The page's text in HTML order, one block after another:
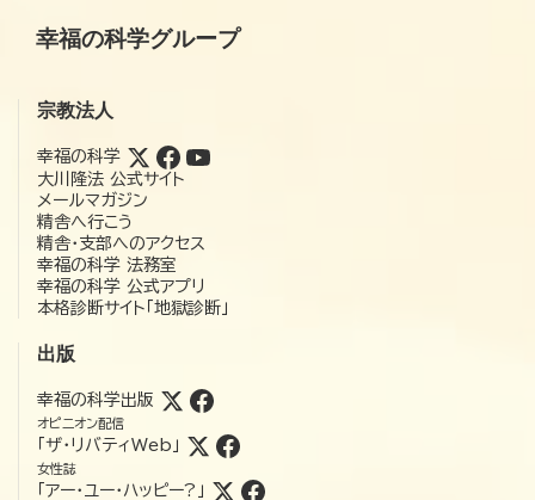
幸福の科学グループ
宗教法人
幸福の科学
大川隆法 公式サイト
メールマガジン
精舎へ行こう
精舎・支部へのアクセス
幸福の科学 法務室
幸福の科学 公式アプリ
本格診断サイト「地獄診断」
出版
幸福の科学出版
オピニオン配信
「ザ・リバティWeb」
女性誌
「アー・ユー・ハッピー?」